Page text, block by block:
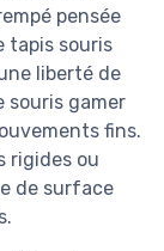
pensée
tapis souris
liberté de
souris gamer
fins.
rigides ou
de surface